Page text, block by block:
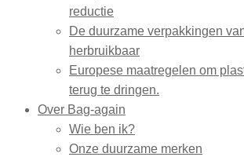
reductie
De duurzame verpakkingen
herbruikbaar
Europese maatregelen om
terug te dringen.
Over Bag-again
Wie ben ik?
Onze duurzame merken